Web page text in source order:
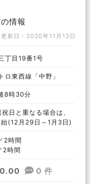
情報
更新日：2020年11月12日
丁目19番1号
ロ東西線「中野」
8時30分
日と重なる場合は、
(12月29日～1月3日)
時間
時間
0.00 0 件